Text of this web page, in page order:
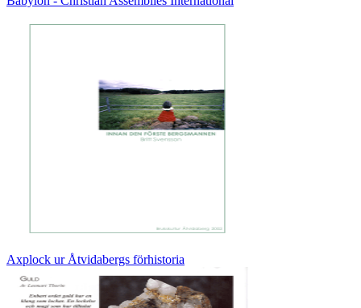
Axplock ur Åtvidabergs förhistoria